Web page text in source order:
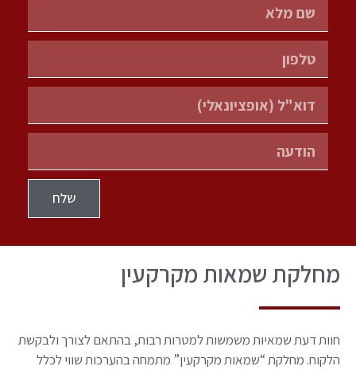
שלח
מחלקת שמאות מקרקעין
חוות דעת שמאיות משמשות למטרות רבות, בהתאם לצורך ולבקשת
הלקוח. מחלקת “שמאות מקרקעין” מתמחה בהערכות שווי לכלל